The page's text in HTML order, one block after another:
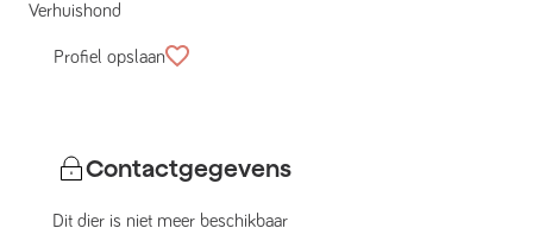
Verhuishond
Profiel opslaan
Contactgegevens
Dit dier is niet meer beschikbaar